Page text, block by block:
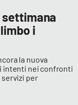
settimana
i
la nuova
intenti nei confronti
per